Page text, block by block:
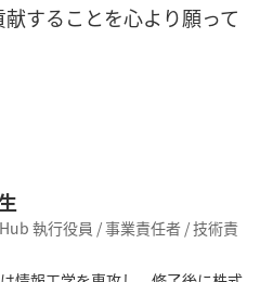
することを心より願って
執行役員 / 事業責任者 / 技術責